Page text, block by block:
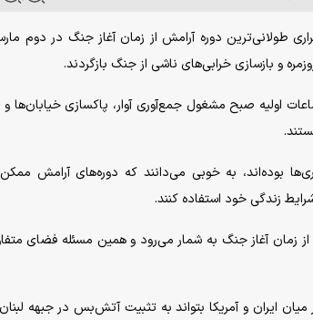
طولانی‌ترین دوره آرامش از زمان آغاز جنگ در دوم
و بازسازی خرابی‌های ناشی از جنگ بازگردند.
اولیه صبح مشغول جمع‌آوری آوار، پاکسازی خیابان‌ها و
بوده‌اند، به خوبی می‌دانند که دوره‌های آرامش
زندگی خود استفاده کنند.
از زمان آغاز جنگ به شمار می‌رود و همین مسئله فضای
ایران و آمریکا بتواند به تثبیت آتش‌بس در جبهه